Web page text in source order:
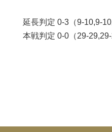
延長判定 0-3（9-10,9-
本戦判定 0-0（29-29,29-